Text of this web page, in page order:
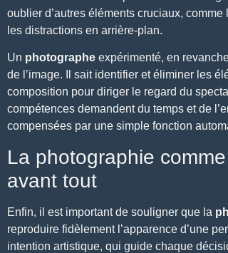
oublier d’autres éléments cruciaux,
les distractions en arrière-plan.
Un photographe expérimenté, en
de l’image. Il sait identifier et éliminer les
composition pour diriger le regard du
compétences demandent du temps et de
compensées par une simple fonction
La photographie
avant tout
Enfin, il est important de souligner que la
reproduire fidèlement l’apparence d’une
intention artistique, qui guide chaque